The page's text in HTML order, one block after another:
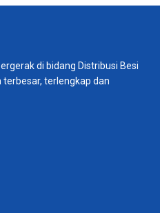
di bidang Distribusi Besi
terlengkap dan